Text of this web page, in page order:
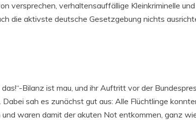
versprechen, verhaltensauffällige Kleinkriminelle
die aktivste deutsche Gesetzgebung nichts
Bilanz ist mau, und ihr Auftritt vor der
sah es zunächst gut aus: Alle Flüchtlinge
waren damit der akuten Not entkommen, ganz